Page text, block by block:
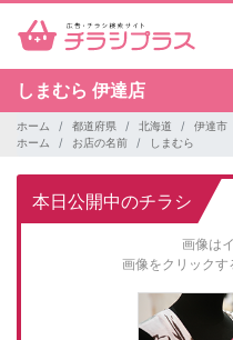
しまむら 伊達店
ホーム 都道府県 北海道
伊達市
ホーム
お店の名前 しまむら
本日公開中のチラシ
画像は
画像をクリックす